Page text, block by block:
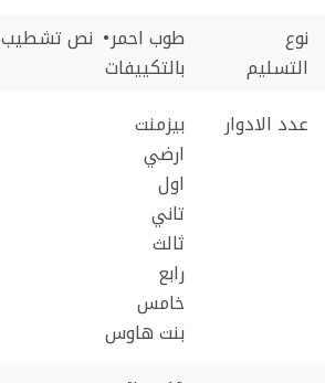
نوع
التسليم
طوب احمر نص تشطيب
بالتكييفات
عدد الادوار
بيزمنت
ارضي
اول
تاني
ثالث
رابع
خامس
بنت هاوس